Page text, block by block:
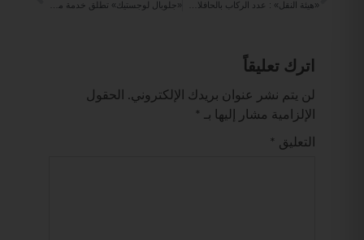
اترك تعليقاً
لن يتم نشر عنوان بريدك الإلكتروني.
الحقول
الإلزامية مشار إليها بـ *
التعليق *